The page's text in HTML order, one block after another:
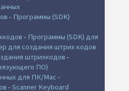
- Программы (SDK)
- Программы (SDK) для
для создания штрих кодов
штрихкодов -
ПО)
для ПК/Mac -
- Scanner Keyboard